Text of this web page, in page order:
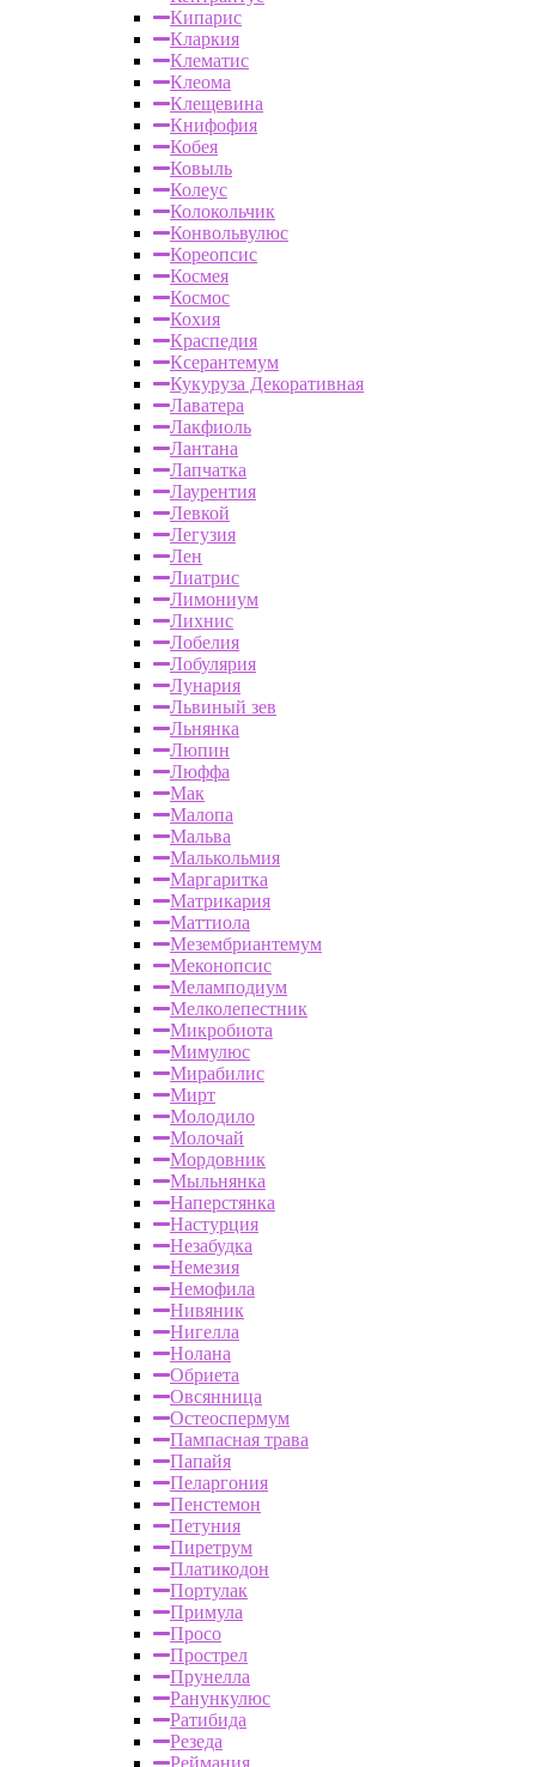
Кипарис
Кларкия
Клематис
Клеома
Клещевина
Книфофия
Кобея
Ковыль
Колеус
Колокольчик
Конвольвулюс
Кореопсис
Космея
Космос
Кохия
Краспедия
Ксерантемум
Кукуруза Декоративная
Лаватера
Лакфиоль
Лантана
Лапчатка
Лаурентия
Левкой
Легузия
Лен
Лиатрис
Лимониум
Лихнис
Лобелия
Лобулярия
Лунария
Львиный зев
Льнянка
Люпин
Люффа
Мак
Малопа
Мальва
Малькольмия
Маргаритка
Матрикария
Маттиола
Мезембриантемум
Меконопсис
Меламподиум
Мелколепестник
Микробиота
Мимулюс
Мирабилис
Мирт
Молодило
Молочай
Мордовник
Мыльнянка
Наперстянка
Настурция
Незабудка
Немезия
Немофила
Нивяник
Нигелла
Нолана
Обриета
Овсянница
Остеоспермум
Пампасная трава
Папайя
Пеларгония
Пенстемон
Петуния
Пиретрум
Платикодон
Портулак
Примула
Просо
Прострел
Прунелла
Ранункулюс
Ратибида
Резеда
Реймания